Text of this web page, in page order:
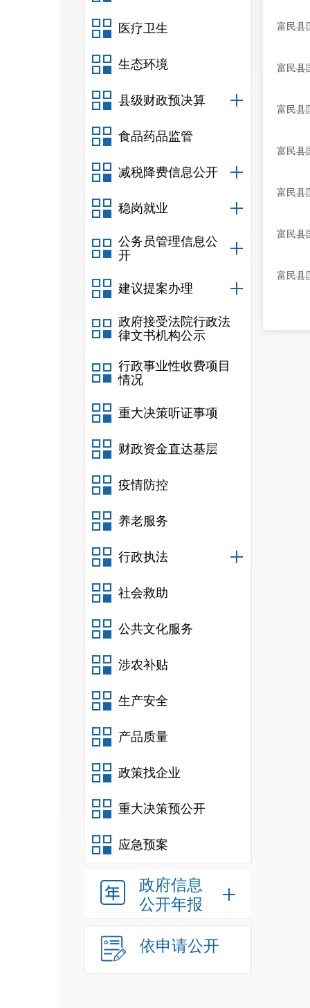
医疗卫生
生态环境
县级财政预决算
食品药品监管
减税降费信息公开
稳岗就业
公务员管理信息公
开
建议提案办理
政府接受法院行政法
律文书机构公示
行政事业性收费项目
情况
重大决策听证事项
财政资金直达基层
疫情防控
养老服务
行政执法
社会救助
公共文化服务
涉农补贴
生产安全
产品质量
政策找企业
重大决策预公开
应急预案
政府信息
公开年报
依申请公开
富民县
富民县
富民县
富民县
富民县
富民县
富民县